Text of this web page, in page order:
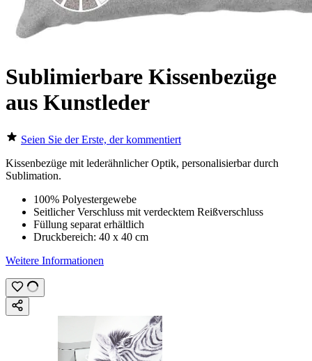
Sublimierbare Kissenbezüge
aus Kunstleder
Seien Sie der Erste, der kommentiert
Kissenbezüge mit lederähnlicher Optik, personalisierbar durch
Sublimation.
100% Polyestergewebe
Seitlicher Verschluss mit verdecktem Reißverschluss
Füllung separat erhältlich
Druckbereich: 40 x 40 cm
Weitere Informationen